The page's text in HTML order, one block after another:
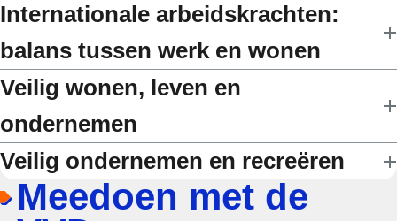
Internationale arbeidskrachten:
balans tussen werk en wonen
Veilig wonen, leven en
ondernemen
Veilig ondernemen en recreëren
Meedoen met de